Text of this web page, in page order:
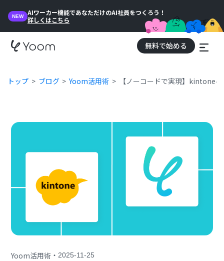
NEW
AIワーカー機能であなただけのAI社員をつくろう！
詳しくはこちら
無料で始める
トップ ブログ Yoom活用術 【ノーコードで実現】kintone
Yoom活用術 ・2025-11-25